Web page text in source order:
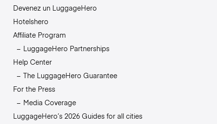
Devenez un LuggageHero
Hotelshero
Affiliate Program
LuggageHero Partnerships
Help Center
The LuggageHero Guarantee
For the Press
Media Coverage
LuggageHero’s 2026 Guides for all cities